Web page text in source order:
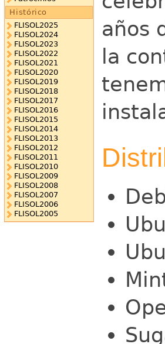
Histórico
FLISOL2025
FLISOL2024
FLISOL2023
FLISOL2022
FLISOL2021
FLISOL2020
FLISOL2019
FLISOL2018
FLISOL2017
FLISOL2016
FLISOL2015
FLISOL2014
FLISOL2013
FLISOL2012
FLISOL2011
FLISOL2010
FLISOL2009
FLISOL2008
FLISOL2007
FLISOL2006
FLISOL2005
años
la